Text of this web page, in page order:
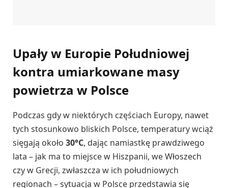
Upały w Europie Południowej
kontra umiarkowane masy
powietrza w Polsce
Podczas gdy w niektórych częściach Europy, nawet
tych stosunkowo bliskich Polsce, temperatury wciąż
sięgają około 30°C, dając namiastkę prawdziwego
lata – jak ma to miejsce w Hiszpanii, we Włoszech
czy w Grecji, zwłaszcza w ich południowych
regionach – sytuacja w Polsce przedstawia się